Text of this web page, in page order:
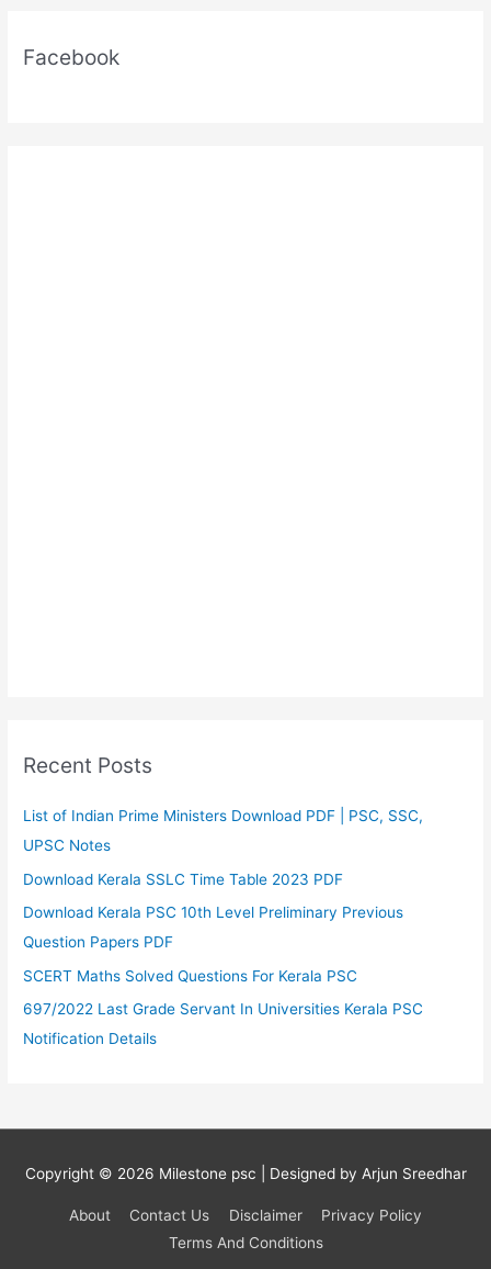
Facebook
Recent Posts
List of Indian Prime Ministers Download PDF | PSC, SSC,
UPSC Notes
Download Kerala SSLC Time Table 2023 PDF
Download Kerala PSC 10th Level Preliminary Previous
Question Papers PDF
SCERT Maths Solved Questions For Kerala PSC
697/2022 Last Grade Servant In Universities Kerala PSC
Notification Details
Copyright © 2026 Milestone psc | Designed by Arjun Sreedhar
About Contact Us Disclaimer
Privacy Policy
Terms And Conditions